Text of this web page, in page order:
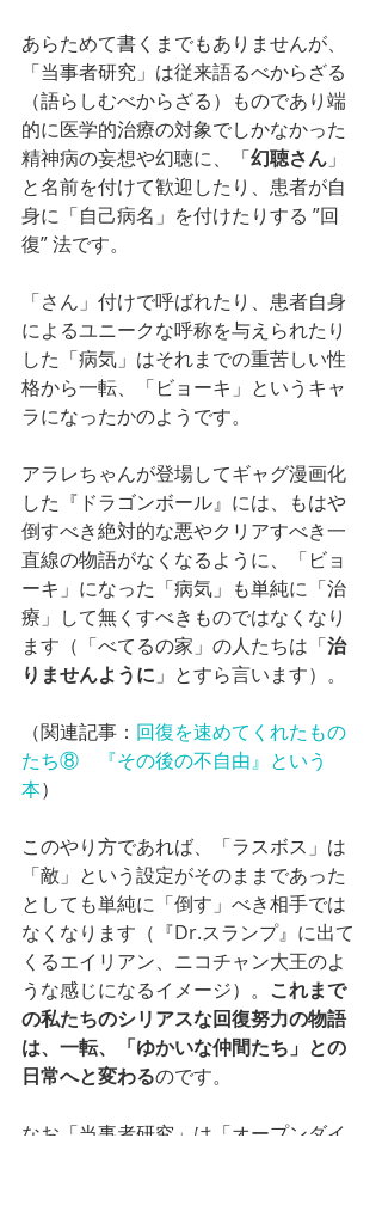
あらためて書くまでもありませんが、
「当事者研究」は従来語るべからざる
（語らしむべからざる）ものであり端
的に医学的治療の対象でしかなかった
精神病の妄想や幻聴に、「幻聴さん 」
と名前を付けて歓迎したり、患者が自
身に「自己病名」を付けたりする ”回
復” 法です。
「さん」付けで呼ばれたり、患者自身
によるユニークな呼称を与えられたり
した「病気」はそれまでの重苦しい性
格から一転、「ビョーキ」というキャ
ラになったかのようです。
アラレちゃんが登場してギャグ漫画化
した『ドラゴンボール』には、もはや
倒すべき絶対的な悪やクリアすべき一
直線の物語がなくなるように、「ビョ
ーキ」になった「病気」も単純に「治
療」して無くすべきものではなくなり
ます（「べてるの家」の人たちは「治
りませんように 」とすら言います）。
（関連記事： 回復を速めてくれたもの
たち⑧　『その後の不自由』という
本）
このやり方であれば、「ラスボス」は
「敵」という設定がそのままであった
としても単純に「倒す」べき相手では
なくなります（『Dr.スランプ』に出て
くるエイリアン、ニコチャン大王のよ
うな感じになるイメージ）。 これまで
の私たちのシリアスな回復努力の物語
は、一転、「ゆかいな仲間たち」との
日常へと変わるのです。
なお「当事者研究」は「オープンダイ